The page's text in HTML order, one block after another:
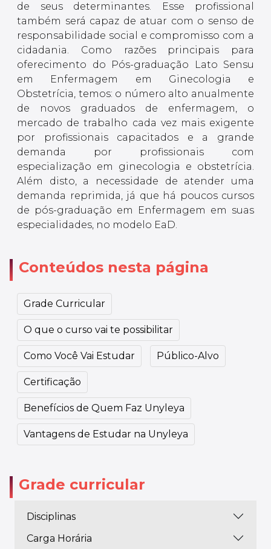
de seus determinantes. Esse profissional
também será capaz de atuar com o senso de
responsabilidade social e compromisso com a
cidadania. Como razões principais para
oferecimento do Pós-graduação Lato Sensu
em Enfermagem em Ginecologia e
Obstetrícia, temos: o número alto anualmente
de novos graduados de enfermagem, o
mercado de trabalho cada vez mais exigente
por profissionais capacitados e a grande
demanda por profissionais com
especialização em ginecologia e obstetrícia.
Além disto, a necessidade de atender uma
demanda reprimida, já que há poucos cursos
de pós-graduação em Enfermagem em suas
especialidades, no modelo EaD.
Conteúdos nesta página
Grade Curricular
O que o curso vai te possibilitar
Como Você Vai Estudar Público-Alvo
Certificação
Benefícios de Quem Faz Unyleya
Vantagens de Estudar na Unyleya
Grade curricular
Disciplinas
Carga Horária